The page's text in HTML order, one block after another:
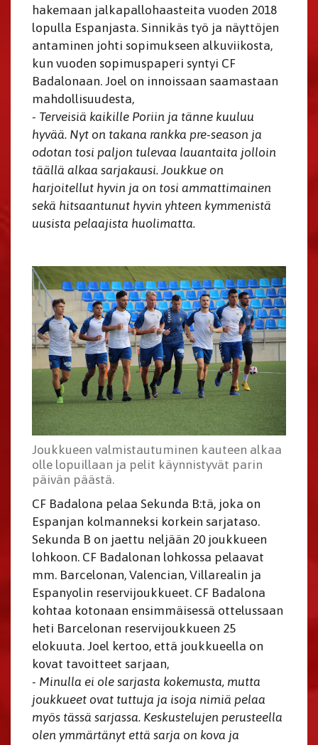
hakemaan jalkapallohaasteita vuoden 2018
lopulla Espanjasta. Sinnikäs työ ja näyttöjen
antaminen johti sopimukseen alkuviikosta,
kun vuoden sopimuspaperi syntyi CF
Badalonaan. Joel on innoissaan saamastaan
mahdollisuudesta,
- Terveisiä kaikille Poriin ja tänne kuuluu
hyvää. Nyt on takana rankka pre-season ja
odotan tosi paljon tulevaa lauantaita jolloin
täällä alkaa sarjakausi. Joukkue on
harjoitellut hyvin ja on tosi ammattimainen
sekä hitsaantunut hyvin yhteen kymmenistä
uusista pelaajista huolimatta.
Joukkueen valmistautuminen kauteen alkaa
olle lopuillaan ja pelit käynnistyvät parin
päivän päästä.
CF Badalona pelaa Sekunda B:tä, joka on
Espanjan kolmanneksi korkein sarjataso.
Sekunda B on jaettu neljään 20 joukkueen
lohkoon. CF Badalonan lohkossa pelaavat
mm. Barcelonan, Valencian, Villarealin ja
Espanyolin reservijoukkueet. CF Badalona
kohtaa kotonaan ensimmäisessä ottelussaan
heti Barcelonan reservijoukkueen 25
elokuuta. Joel kertoo, että joukkueella on
kovat tavoitteet sarjaan,
- Minulla ei ole sarjasta kokemusta, mutta
joukkueet ovat tuttuja ja isoja nimiä pelaa
myös tässä sarjassa. Keskustelujen perusteella
olen ymmärtänyt että sarja on kova ja